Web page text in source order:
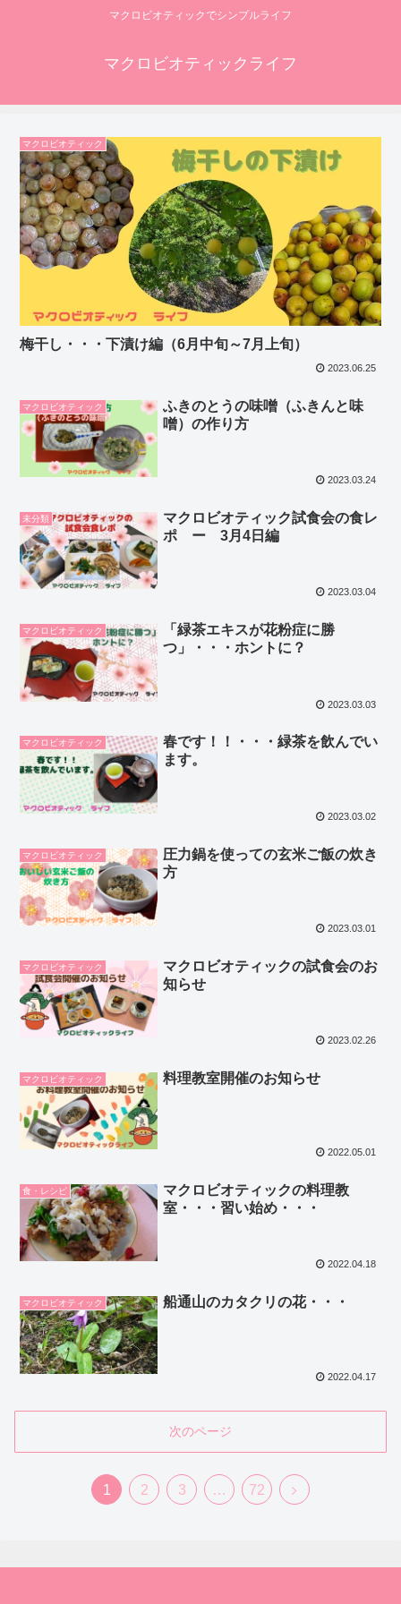
マクロビオティックでシンプルライフ
マクロビオティックライフ
マクロビオティック
梅干し・・・下漬け編（6月中旬～7月上旬）
2023.06.25
マクロビオティック
ふきのとうの味噌（ふきんと味
噌）の作り方
2023.03.24
未分類
マクロビオティック試食会の食レ
ポ ー 3月4日編
2023.03.04
マクロビオティック
「緑茶エキスが花粉症に勝
つ」・・・ホントに？
2023.03.03
マクロビオティック
春です！！・・・緑茶を飲んでい
ます。
2023.03.02
マクロビオティック
圧力鍋を使っての玄米ご飯の炊き
方
2023.03.01
マクロビオティック
マクロビオティックの試食会のお
知らせ
2023.02.26
マクロビオティック 料理教室開催のお知らせ
2022.05.01
食・レシピ
マクロビオティックの料理教
室・・・習い始め・・・
2022.04.18
マクロビオティック 船通山のカタクリの花・・・
2022.04.17
次のページ
1 2 3 … 72